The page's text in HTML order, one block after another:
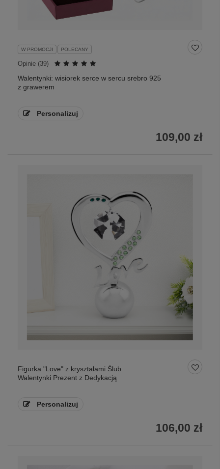
W PROMOCJI POLECANY
Opinie (39)
Walentynki: wisiorek serce w sercu srebro 925
z grawerem
Personalizuj
109,00 zł
Figurka "Love" z kryształami Ślub
Walentynki Prezent z Dedykacją
Personalizuj
106,00 zł